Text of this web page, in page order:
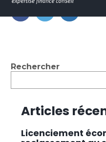
au
FaceBook
TwitterLinkedIn
Blog
Rechercher
Articles
Licenciement